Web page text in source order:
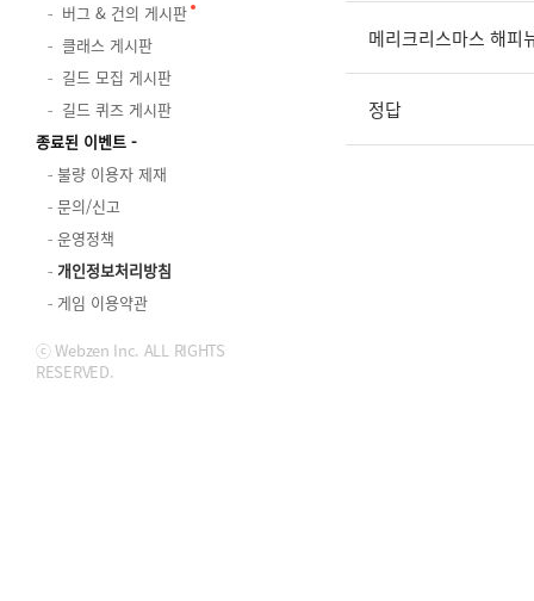
버그 & 건의 게시판
클래스 게시판
길드 모집 게시판
길드 퀴즈 게시판
종료된 이벤트
불량 이용자 제재
문의/신고
운영정책
개인정보처리방침
게임 이용약관
ⓒ Webzen Inc. ALL RIGHTS
RESERVED.
메리크리스마스 해피
정답